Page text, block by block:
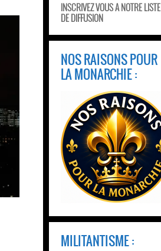
INSCRIVEZ VOUS A NOTRE LISTE
DE DIFFUSION
NOS RAISONS POUR
LA MONARCHIE :
MILITANTISME :